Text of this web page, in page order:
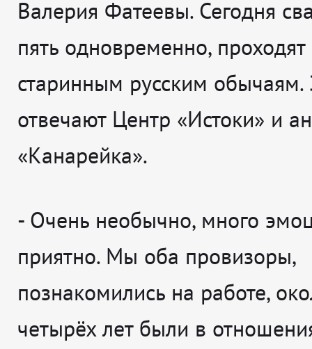
Валерия Фатеевы. Сегодня
пять одновременно,
старинным русским обычаям.
отвечают Центр «Истоки» и
«Канарейка».
- Очень необычно, много
приятно. Мы оба провизоры,
познакомились на работе,
четырёх лет были в